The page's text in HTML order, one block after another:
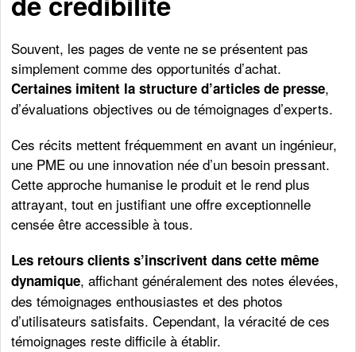
Souvent, les pages de vente ne se présentent pas
simplement comme des opportunités d’achat.
Certaines imitent la structure d’articles de presse,
d’évaluations objectives ou de témoignages d’experts.
Ces récits mettent fréquemment en avant un ingénieur,
une PME ou une innovation née d’un besoin pressant.
Cette approche humanise le produit et le rend plus
attrayant, tout en justifiant une offre exceptionnelle
censée être accessible à tous.
Les retours clients s’inscrivent dans cette même
dynamique, affichant généralement des notes élevées,
des témoignages enthousiastes et des photos
d’utilisateurs satisfaits. Cependant, la véracité de ces
témoignages reste difficile à établir.